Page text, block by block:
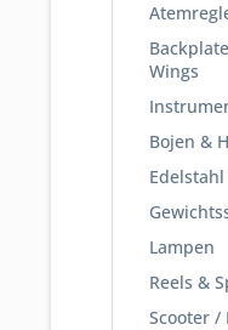
Wings
Bojen &
Lampen
Reels &
Scooter /